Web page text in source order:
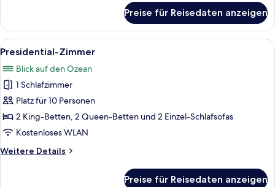
Suite
Preise für Reisedaten anzeigen
Alle
Fotos
für
Presidential-
Zimmer
anzeigen
Ein modernes Hotelzimmer mit zwei
8
Presidential-Zimmer
Blick auf den Ozean
1 Schlafzimmer
Platz für 10 Personen
2 King-Betten, 2 Queen-Betten und 2 Einzel-Schlafsofas
Kostenloses WLAN
Weitere Details
Weitere
Preise für Reisedaten anzeigen